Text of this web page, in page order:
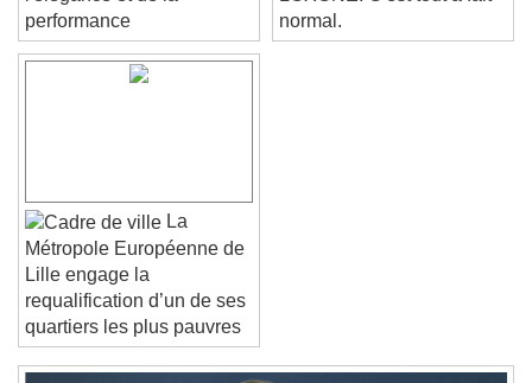
Text Edge Style
Close Modal Dialog
End of dialog window.
l'élégance et de la
performance
LOXONE. C'est tout à fait
normal.
La
Métropole Européenne de
Lille engage la
requalification d’un de ses
quartiers les plus pauvres